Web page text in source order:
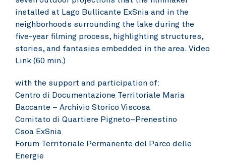
installed at Lago Bullicante ExSnia and in the
neighborhoods surrounding the lake during the
five-year filming process, highlighting structures,
stories, and fantasies embedded in the area. Video
Link (60 min.)
with the support and participation of:
Centro di Documentazione Territoriale Maria
Baccante – Archivio Storico Viscosa
Comitato di Quartiere Pigneto–Prenestino
Csoa ExSnia
Forum Territoriale Permanente del Parco delle
Energie